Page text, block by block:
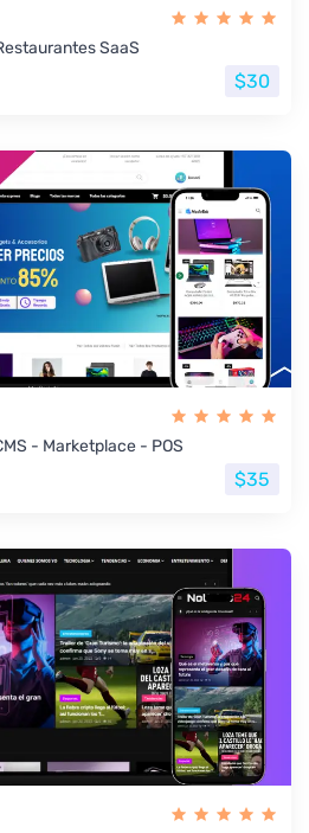
SaaS
$30
- Marketplace - POS
$35